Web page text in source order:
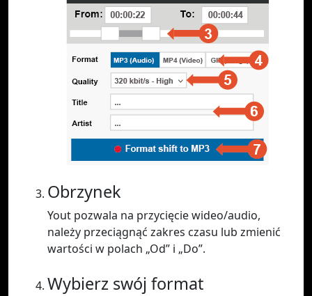
Obrzynek
Yout pozwala na przycięcie wideo/audio,
należy przeciągnąć zakres czasu lub zmienić
wartości w polach „Od” i „Do”.
Wybierz swój format